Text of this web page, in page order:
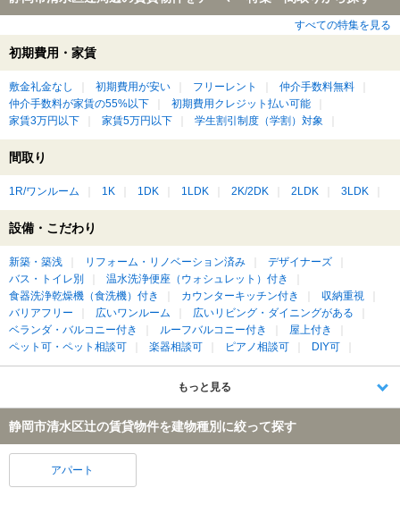
すべての特集を見る
初期費用・家賃
敷金礼金なし 初期費用が安い フリーレント
仲介手数料無料
仲介手数料が家賃の55%以下
初期費用クレジット払い可能
家賃3万円以下
家賃5万円以下 学生割引制度（学割）対象
間取り
1R/ワンルーム 1K 1DK 1LDK 2K/2DK 2LDK 3LDK
設備・こだわり
新築・築浅 リフォーム・リノベーション済み
デザイナーズ
バス・トイレ別
温水洗浄便座（ウォシュレット）付き
食器洗浄乾燥機（食洗機）付き
カウンターキッチン付き
収納重視
バリアフリー
広いワンルーム
広いリビング・ダイニングがある
ベランダ・バルコニー付き
ルーフバルコニー付き
屋上付き
ペット可・ペット相談可
楽器相談可 ピアノ相談可 DIY可
もっと見る
静岡市清水区辻の賃貸物件を建物種別に絞って探す
アパート